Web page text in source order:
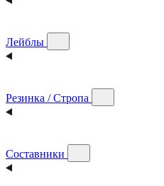
Лейблы
Резинка / Стропа
Составники